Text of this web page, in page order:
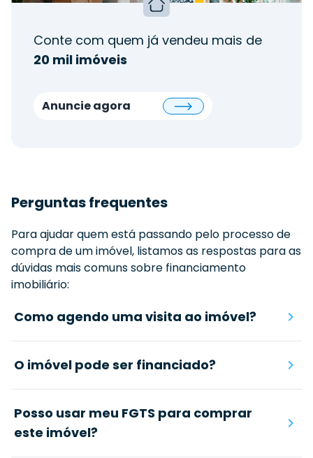
Conte com quem já vendeu mais de
20 mil imóveis
Anuncie agora
Perguntas frequentes
Para ajudar quem está passando pelo processo de
compra de um imóvel, listamos as respostas para as
dúvidas mais comuns sobre financiamento
imobiliário:
Como agendo uma visita ao imóvel?
O imóvel pode ser financiado?
Posso usar meu FGTS para comprar
este imóvel?